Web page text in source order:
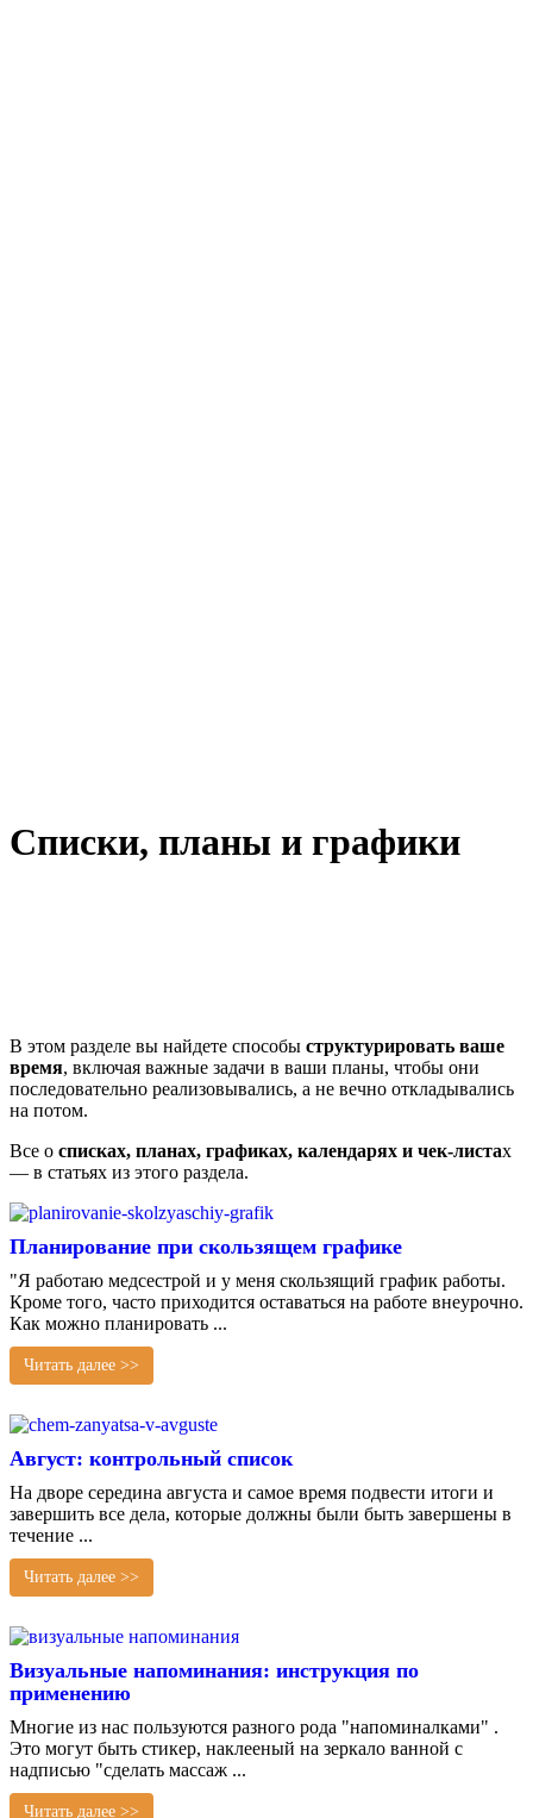
Списки, планы и графики
В этом разделе вы найдете способы структурировать ваше
время, включая важные задачи в ваши планы, чтобы они
последовательно реализовывались, а не вечно откладывались
на потом.
Все о списках, планах, графиках, календарях и чек-листах
— в статьях из этого раздела.
Планирование при скользящем графике
"Я работаю медсестрой и у меня скользящий график работы.
Кроме того, часто приходится оставаться на работе внеурочно.
Как можно планировать ...
Читать далее >>
Август: контрольный список
На дворе середина августа и самое время подвести итоги и
завершить все дела, которые должны были быть завершены в
течение ...
Читать далее >>
Визуальные напоминания: инструкция по
применению
Многие из нас пользуются разного рода "напоминалками" .
Это могут быть стикер, наклееный на зеркало ванной с
надписью "сделать массаж ...
Читать далее >>